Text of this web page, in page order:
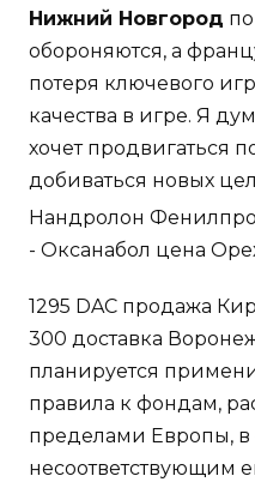
Нижний Новгород
обороняются, а
потеря ключевого
качества в игре. Я
хочет продвигаться
добиваться новых
Нандролон
- Оксанабол цена
1295 DAC продажа
300 доставка
планируется
правила к фондам,
пределами Европы, в
несоответствующим